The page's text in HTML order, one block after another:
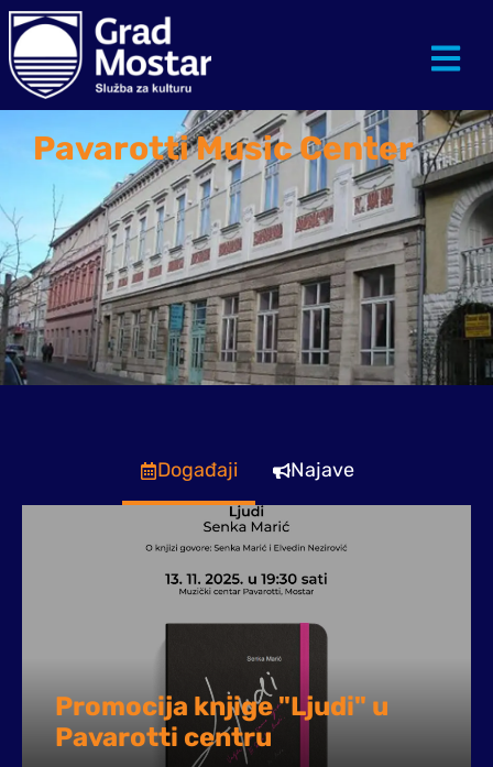
Pavarotti Music Center
Događaji Najave
Promocija knjige "Ljudi" u
Pavarotti centru